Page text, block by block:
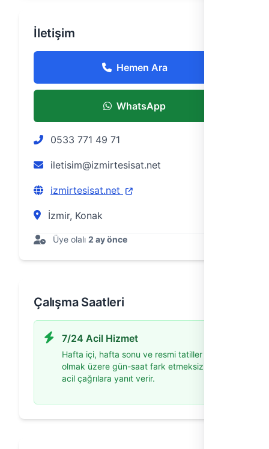
Çalışma Saatleri
7/24 Acil Hizmet
Hafta içi, hafta sonu ve resmi tatiller dahil
olmak üzere gün-saat fark etmeksizin
acil çağrılara yanıt verir.
İletişim
Hemen Ara
WhatsApp
0533 771 49 71
iletisim@izmirtesisat.net
izmirtesisat.net
İzmir, Konak
Üye olalı 2 ay önce